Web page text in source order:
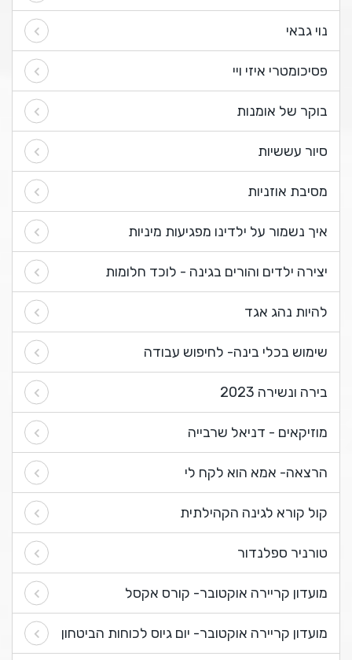
נוי גבאי
פסיכומטרי איזי ויי
בוקר של אומנות
סיור עששיות
מסיבת אוזניות
איך נשמור על ילדינו מפגיעות מיניות
יצירה ילדים והורים בגינה - לוכד חלומות
להיות נהג אגד
שימוש בכלי בינה- לחיפוש עבודה
בירה ונשירה 2023
מוזיקאים - דניאל שרבייה
הרצאה- אמא הוא לקח לי
קול קורא לגינה הקהילתית
טורניר ספלנדור
מועדון קריירה אוקטובר- קורס אקסל
מועדון קריירה אוקטובר- יום גיוס לכוחות הביטחון